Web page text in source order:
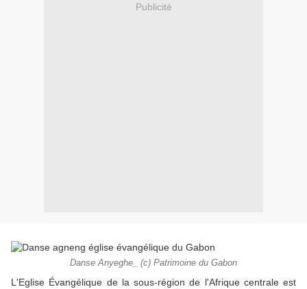
Publicité
Danse Anyeghe_ (c) Patrimoine du Gabon
L'Eglise Évangélique de la sous-région de l'Afrique centrale est